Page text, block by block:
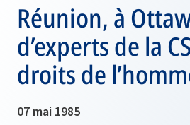
Réunion, à
d’experts de la
droits de
07 mai 1985